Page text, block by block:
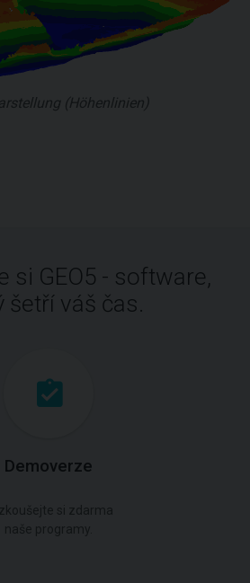
(Höhenlinien)
si GEO5 - software,
šetří váš čas.
Demoverze